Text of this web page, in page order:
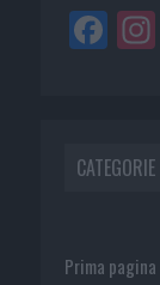
CATEGORIE
Prima pagina